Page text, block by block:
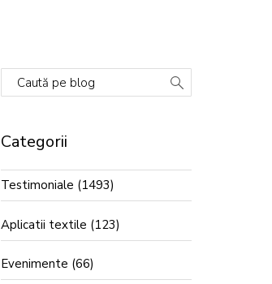
Caută pe blog
Categorii
Testimoniale (1493)
Aplicatii textile (123)
Evenimente (66)